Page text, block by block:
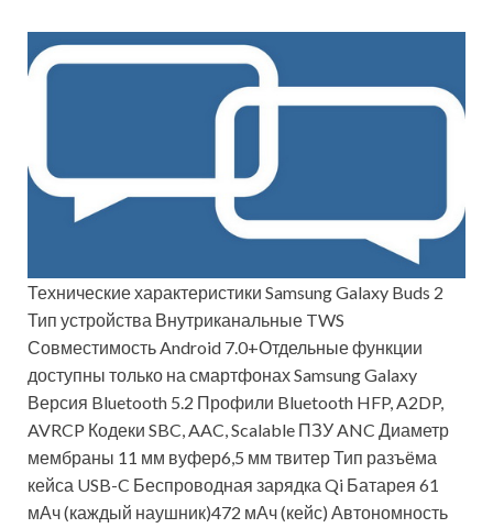
Технические характеристики Samsung Galaxy Buds 2
Тип устройства Внутриканальные TWS
Совместимость Android 7.0+Отдельные функции
доступны только на смартфонах Samsung Galaxy
Версия Bluetooth 5.2 Профили Bluetooth HFP, A2DP,
AVRCP Кодеки SBC, AAC, Scalable ПЗУ ANC Диаметр
мембраны 11 мм вуфер6,5 мм твитер Тип разъёма
кейса USB-C Беспроводная зарядка Qi Батарея 61
мАч (каждый наушник)472 мАч (кейс) Автономность